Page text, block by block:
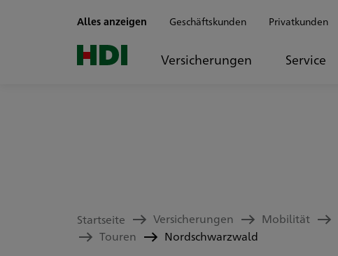
Alles anzeigen Geschäftskunden Privatkunden
Versicherungen Service
Startseite Versicherungen Mobilität
Touren
Nordschwarzwald